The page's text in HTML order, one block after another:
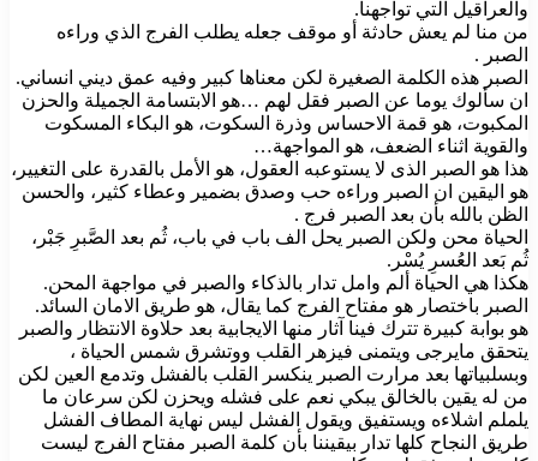
والعراقيل التي تواجهنا.
من منا لم يعش حادثة أو موقف جعله يطلب الفرج الذي وراءه
الصبر .
الصبر هذه الكلمة الصغيرة لكن معناها كبير وفيه عمق ديني انساني.
ان سألوك يوما عن الصبر فقل لهم …هو الابتسامة الجميلة والحزن
المكبوت، هو قمة الاحساس وذرة السكوت، هو البكاء المسكوت
والقوية اثناء الضعف، هو المواجهة…
هذا هو الصبر الذى لا يستوعبه العقول، هو الأمل بالقدرة على التغيير،
هو اليقين ان الصبر وراءه حب وصدق بضمير وعطاء كثير، والحسن
الظن بالله بأن بعد الصبر فرج .
الحياة محن ولكن الصبر يحل الف باب في باب، ثُم بعد الصَّبرِ جَبْر،
ثُم بَعد العُسرِ يُسْر.
هكذا هي الحياة ألم وامل تدار بالذكاء والصبر في مواجهة المحن.
الصبر باختصار هو مفتاح الفرج كما يقال، هو طريق الامان السائد.
هو بوابة كبيرة تترك فينا آثار منها الايجابية بعد حلاوة الانتظار والصبر
يتحقق مايرجى ويتمنى فيزهر القلب ووتشرق شمس الحياة ،
وبسلبياتها بعد مرارت الصبر ينكسر القلب بالفشل وتدمع العين لكن
من له يقين بالخالق يبكي نعم على فشله ويحزن لكن سرعان ما
يلملم اشلاءه ويستفيق ويقول الفشل ليس نهاية المطاف الفشل
طريق النجاح كلها تدار بيقيننا بأن كلمة الصبر مفتاح الفرج ليست